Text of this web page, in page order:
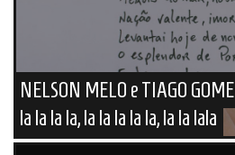
NELSON MELO e TIAGO
la la la la, la la la la la, la la lala